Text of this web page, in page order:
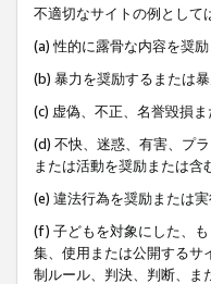
不適切なサイトの例として
(a) 性的に露骨な内容を奨
(b) 暴力を奨励するまたは
(c) 虚偽、不正、名誉毀損
(d) 不快、迷惑、有害、プ
または活動を奨励または含
(e) 違法行為を奨励または
(f) 子どもを対象にした、
集、使用または公開するサ
制ルール、判決、判断、ま